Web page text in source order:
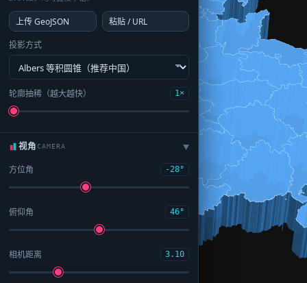
上传 GeoJSON
粘贴 / URL
投影方式
轮廓抽稀（越大越快） 1×
视角CAMERA ▶
方位角 -28°
俯仰角 46°
相机距离 3.10